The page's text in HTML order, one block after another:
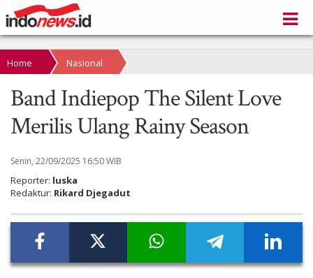
Home Nasional
Band Indiepop The Silent Love
Merilis Ulang Rainy Season
Senin, 22/09/2025 16:50 WIB
Reporter: luska
Redaktur: Rikard Djegadut